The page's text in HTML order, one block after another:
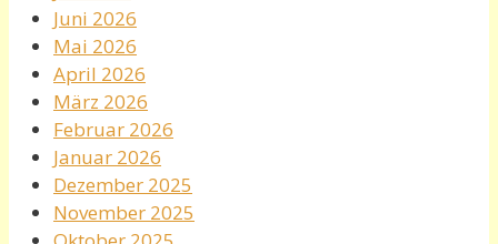
Juni 2026
Mai 2026
April 2026
März 2026
Februar 2026
Januar 2026
Dezember 2025
November 2025